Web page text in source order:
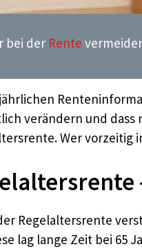
bei der Rente
verändern und dass
Wer vorzeitig
Regelaltersrente
lag lange Zeit bei 65